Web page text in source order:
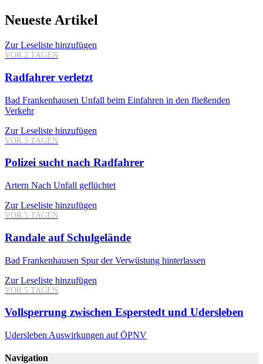
Neueste Artikel
Zur Leseliste hinzufügen
VOR 2 TAGEN
Radfahrer verletzt
Bad Frankenhausen Unfall beim Einfahren in den fließenden
Verkehr
Zur Leseliste hinzufügen
VOR 3 TAGEN
Polizei sucht nach Radfahrer
Artern Nach Unfall geflüchtet
Zur Leseliste hinzufügen
VOR 5 TAGEN
Randale auf Schulgelände
Bad Frankenhausen Spur der Verwüstung hinterlassen
Zur Leseliste hinzufügen
VOR 5 TAGEN
Vollsperrung zwischen Esperstedt und Udersleben
Udersleben Auswirkungen auf ÖPNV
Navigation